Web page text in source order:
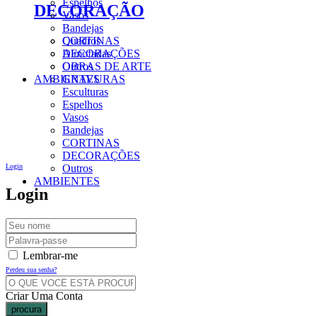
Vasos
Bandejas
CORTINAS
DECORAÇÕES
Outros
AMBIENTES
Login
Login
Lembrar-me
Perdeu sua senha?
Criar Uma Conta
DECORAÇÃO
Quadros
Almofadas
OBRAS DE ARTE
GRAVURAS
Esculturas
Espelhos
Vasos
Bandejas
CORTINAS
DECORAÇÕES
Outros
AMBIENTES
procura